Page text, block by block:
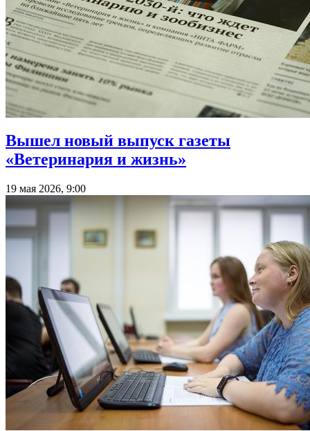
Вышел новый выпуск газеты
«Ветеринария и жизнь»
19 мая 2026, 9:00